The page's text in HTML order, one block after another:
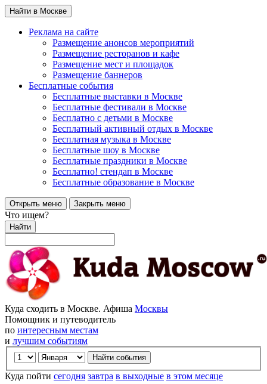
Найти в Москве
Реклама на сайте
Размещение анонсов мероприятий
Размещение ресторанов и кафе
Размещение мест и площадок
Размещение баннеров
Бесплатные события
Бесплатные выставки в Москве
Бесплатные фестивали в Москве
Бесплатно с детьми в Москве
Бесплатный активный отдых в Москве
Бесплатная музыка в Москве
Бесплатные шоу в Москве
Бесплатные праздники в Москве
Бесплатно! стендап в Москве
Бесплатные образование в Москве
Открыть меню Закрыть меню
Что ищем?
Найти
Куда сходить в Москве. Афиша Москвы
Помощник и путеводитель
по интересным местам
и лучшим событиям
Куда пойти сегодня завтра в выходные в этом месяце